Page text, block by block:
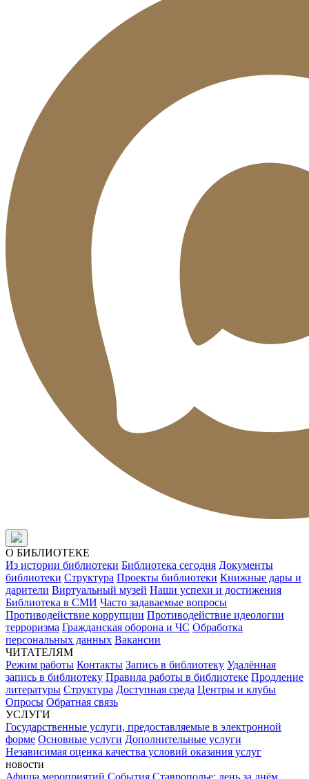
О БИБЛИОТЕКЕ
Из истории библиотеки Библиотека сегодня Документы
библиотеки Структура Проекты библиотеки Книжные дары и
дарители Виртуальный музей Наши успехи и достижения
Библиотека в СМИ Часто задаваемые вопросы
Противодействие коррупции Противодействие идеологии
терроризма Гражданская оборона и ЧС Обработка
персональных данных Вакансии
ЧИТАТЕЛЯМ
Режим работы Контакты Запись в библиотеку Удалённая
запись в библиотеку Правила работы в библиотеке Продление
литературы Структура Доступная среда Центры и клубы
Опросы Обратная связь
УСЛУГИ
Государственные услуги, предоставляемые в электронной
форме Основные услуги Дополнительные услуги
Независимая оценка качества условий оказания услуг
новости
Афиша мероприятий События Ставрополье: день за днём